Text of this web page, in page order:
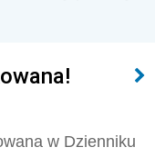
w Dzienniku